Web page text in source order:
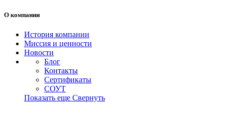
О компании
История компании
Миссия и ценности
Новости
Блог
Контакты
Сертификаты
СОУТ
Показать еще Свернуть